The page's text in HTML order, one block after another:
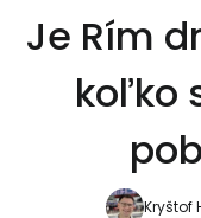
Je Rím
koľko
Kryštof
služby
...